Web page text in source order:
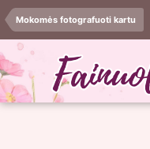
Mokomės fotografuoti kartu